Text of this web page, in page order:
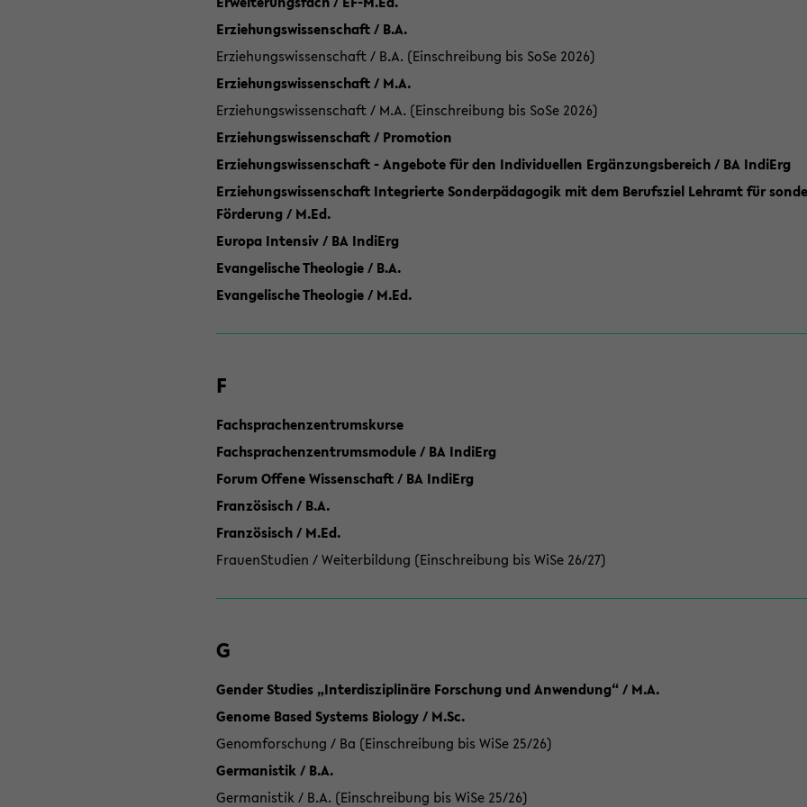
Erziehungswissenschaft / B.A.
Erziehungswissenschaft / B.A. (Einschreibung bis SoSe 2026)
Erziehungswissenschaft / M.A.
Erziehungswissenschaft / M.A. (Einschreibung bis SoSe 2026)
Erziehungswissenschaft / Promotion
Erziehungswissenschaft - Angebote für den Individuellen Ergänzungsbereich / BA IndiErg
Erziehungswissenschaft Integrierte Sonderpädagogik mit dem Berufsziel Lehramt für
Förderung / M.Ed.
Europa Intensiv / BA IndiErg
Evangelische Theologie / B.A.
Evangelische Theologie / M.Ed.
F
Fachsprachenzentrumskurse
Fachsprachenzentrumsmodule / BA IndiErg
Forum Offene Wissenschaft / BA IndiErg
Französisch / B.A.
Französisch / M.Ed.
FrauenStudien / Weiterbildung (Einschreibung bis WiSe 26/27)
G
Gender Studies „Interdisziplinäre Forschung und Anwendung“ / M.A.
Genome Based Systems Biology / M.Sc.
Genomforschung / Ba (Einschreibung bis WiSe 25/26)
Germanistik / B.A.
Germanistik / B.A. (Einschreibung bis WiSe 25/26)